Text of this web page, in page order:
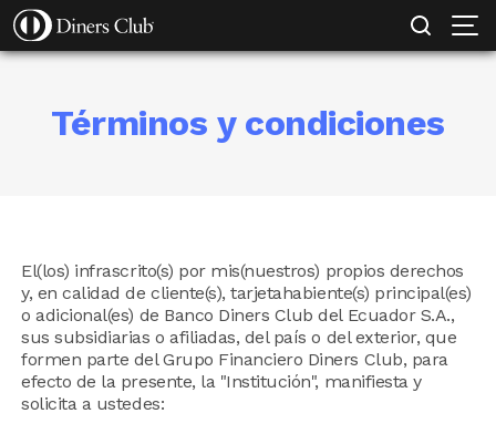
Pasar
al
principalTérminos y condiciones
El(los) infrascrito(s) por mis(nuestros) propios derechos
y, en calidad de cliente(s), tarjetahabiente(s) principal(es)
o adicional(es) de Banco Diners Club del Ecuador S.A.,
sus subsidiarias o afiliadas, del país o del exterior, que
formen parte del Grupo Financiero Diners Club, para
efecto de la presente, la "Institución", manifiesta y
solicita a ustedes: